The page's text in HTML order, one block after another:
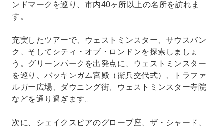
ンドマークを巡り、市内40ヶ所以上の名所を訪れま
す。
充実したツアーで、ウェストミンスター、サウスバン
ク、そしてシティ・オブ・ロンドンを探索しましょ
う。グリーンパークを出発点に、ウェストミンスター
を巡り、バッキンガム宮殿（衛兵交代式）、トラファ
ルガー広場、ダウニング街、ウェストミンスター寺院
などを通り過ぎます。
次に、シェイクスピアのグローブ座、ザ・シャード、